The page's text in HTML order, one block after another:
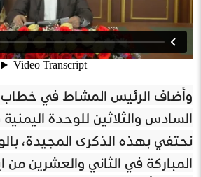
وأضاف الرئيس المشاط في خطاب
السادس والثلاثين للوحدة اليمنية
نحتفي بهذه الذكرى المجيدة،
المباركة في الثاني والعشرين من